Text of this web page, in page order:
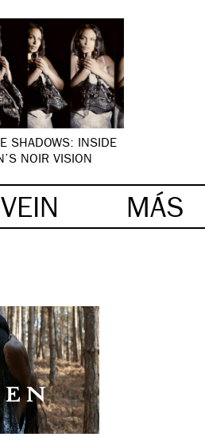
SHADOWS: INSIDE
NOIR VISION
VEIN MÁS